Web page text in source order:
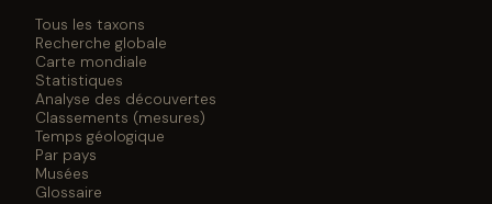
Tous les taxons
Recherche globale
Carte mondiale
Statistiques
Analyse des découvertes
Classements (mesures)
Temps géologique
Par pays
Musées
Glossaire